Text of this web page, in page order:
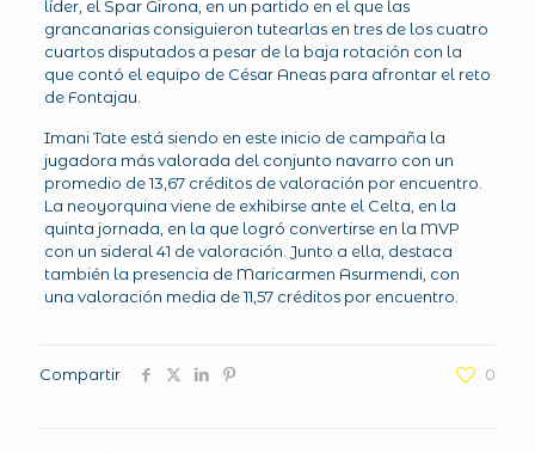
líder, el Spar Girona, en un partido en el que las
grancanarias consiguieron tutearlas en tres de los cuatro
cuartos disputados a pesar de la baja rotación con la
que contó el equipo de César Aneas para afrontar el reto
de Fontajau.
Imani Tate está siendo en este inicio de campaña la
jugadora más valorada del conjunto navarro con un
promedio de 13,67 créditos de valoración por encuentro.
La neoyorquina viene de exhibirse ante el Celta, en la
quinta jornada, en la que logró convertirse en la MVP
con un sideral 41 de valoración. Junto a ella, destaca
también la presencia de Maricarmen Asurmendi, con
una valoración media de 11,57 créditos por encuentro.
Compartir 0